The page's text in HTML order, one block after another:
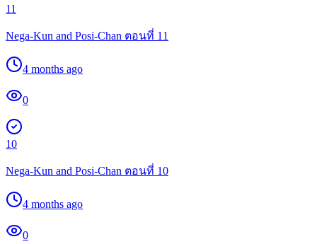
11
Nega-Kun and Posi-Chan ตอนที่ 11
4 months ago
0
10
Nega-Kun and Posi-Chan ตอนที่ 10
4 months ago
0